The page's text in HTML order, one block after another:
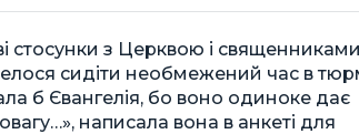
стосунки з Церквою і
сидіти необмежений час в
б Євангелія, бо воно одиноке дає
написала вона в анкеті для